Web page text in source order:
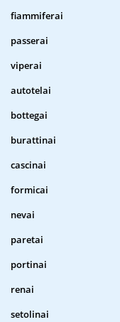
fiammiferai
passerai
viperai
autotelai
bottegai
burattinai
cascinai
formicai
nevai
paretai
portinai
renai
setolinai